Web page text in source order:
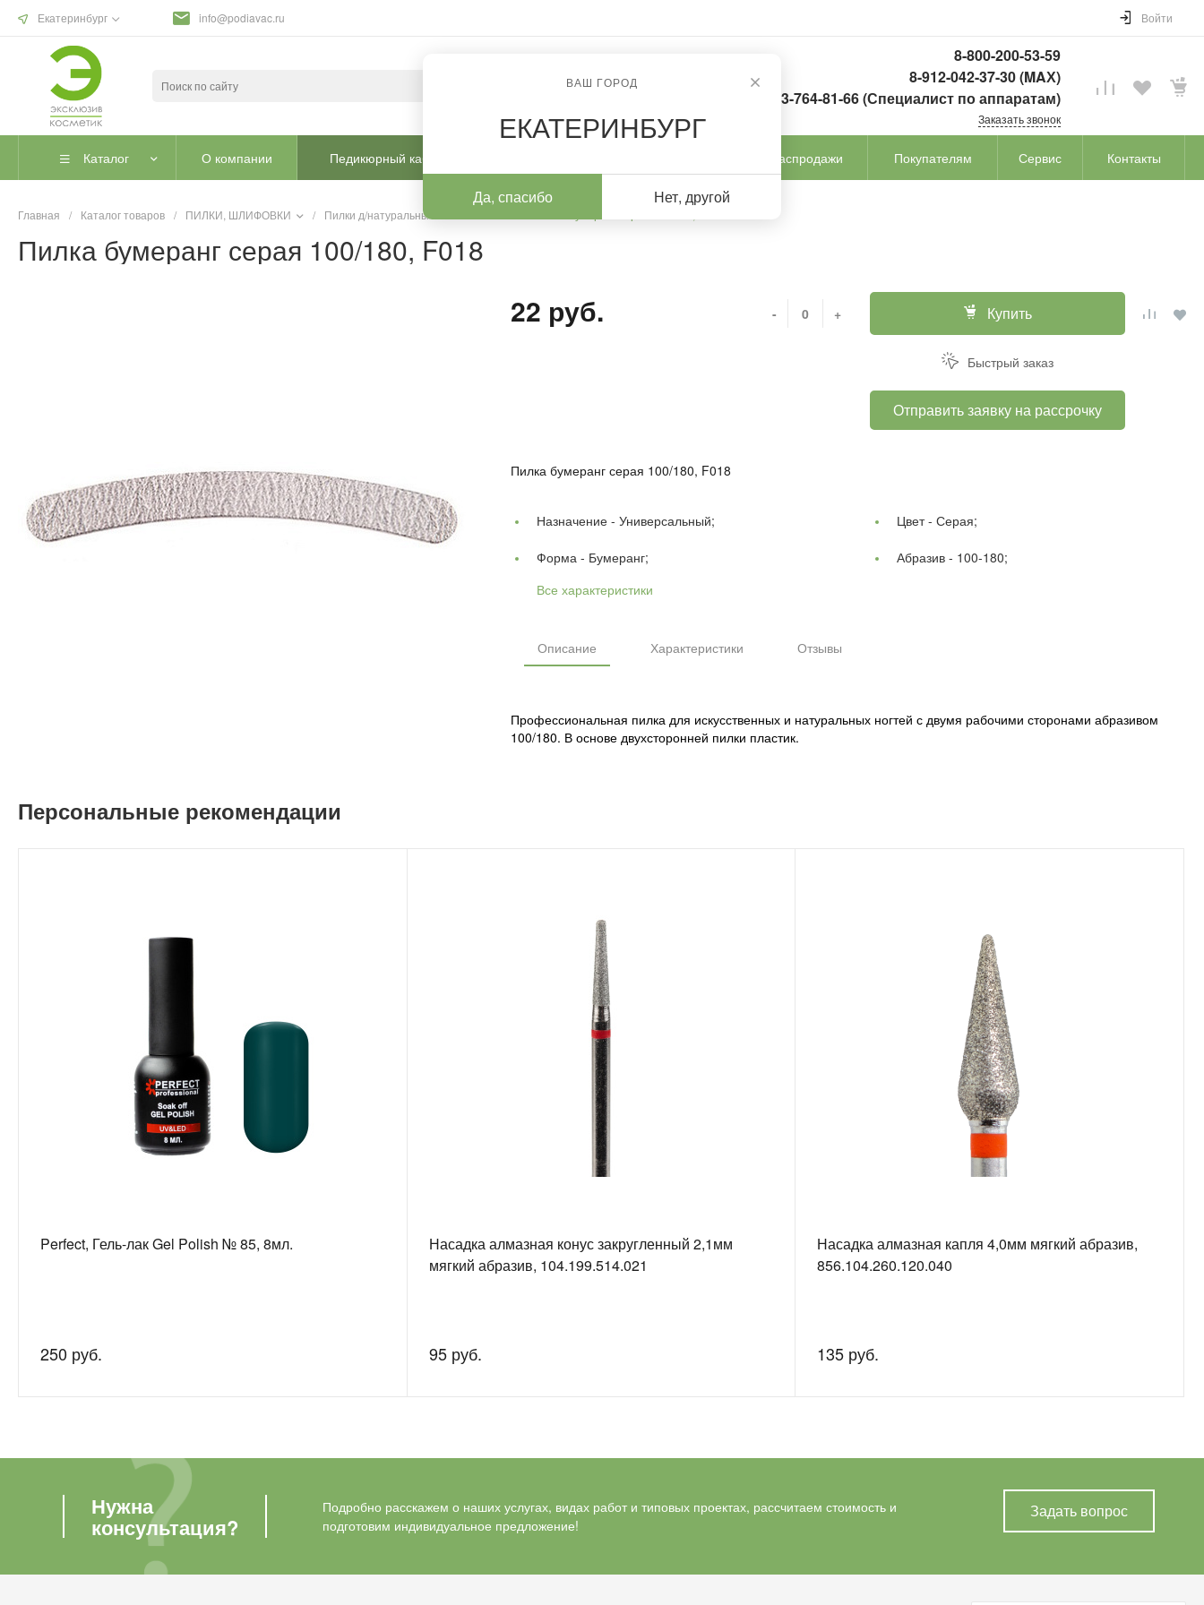
Екатеринбург
ВАШ ГОРОД
ЕКАТЕРИНБУРГ
Да, спасибо Нет, другой
info@podiavac.ru Войти
8-800-200-53-59
8-912-042-37-30 (MAХ)
8-963-764-81-66 (Специалист по аппаратам)
Заказать звонок
Каталог О компании Педикюрный кабинет Распродажи Покупателям Сервис Контакты
Главная / Каталог товаров / ПИЛКИ, ШЛИФОВКИ / Пилки д/натуральных и иск. ногтей
Пилка бумеранг серая 100/180, F018
22 руб.
- + Купить
Быстрый заказ
Отправить заявку на рассрочку
Пилка бумеранг серая 100/180, F018
Назначение - Универсальный; Цвет - Серая;
Форма - Бумеранг; Абразив - 100-180;
Все характеристики
Описание Характеристики Отзывы
Профессиональная пилка для искусственных и натуральных ногтей с двумя рабочими сторонами абразивом
100/180. В основе двухсторонней пилки пластик.
Персональные рекомендации
Perfect, Гель-лак Gel Polish № 85, 8мл.
250 руб.
Насадка алмазная конус закругленный 2,1мм
мягкий абразив, 104.199.514.021
95 руб.
Насадка алмазная капля 4,0мм мягкий абразив,
856.104.260.120.040
135 руб.
Нужна
консультация?
Подробно расскажем о наших услугах, видах работ и типовых проектах, рассчитаем стоимость и
подготовим индивидуальное предложение!
Задать вопрос